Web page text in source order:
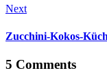
Next
Zucchini-Kokos-
5 Comments